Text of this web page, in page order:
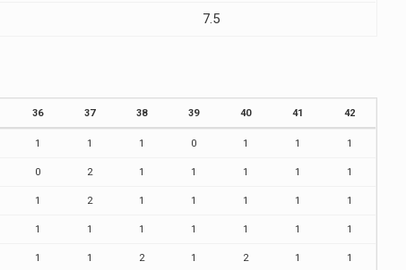
7.5
36 37 38 39 40 41 42
1 1 1 0 1 1 1
0 2 1 1 1 1 1
1 2 1 1 1 1 1
1 1 1 1 1 1 1
1 1 2 1 2 1 1